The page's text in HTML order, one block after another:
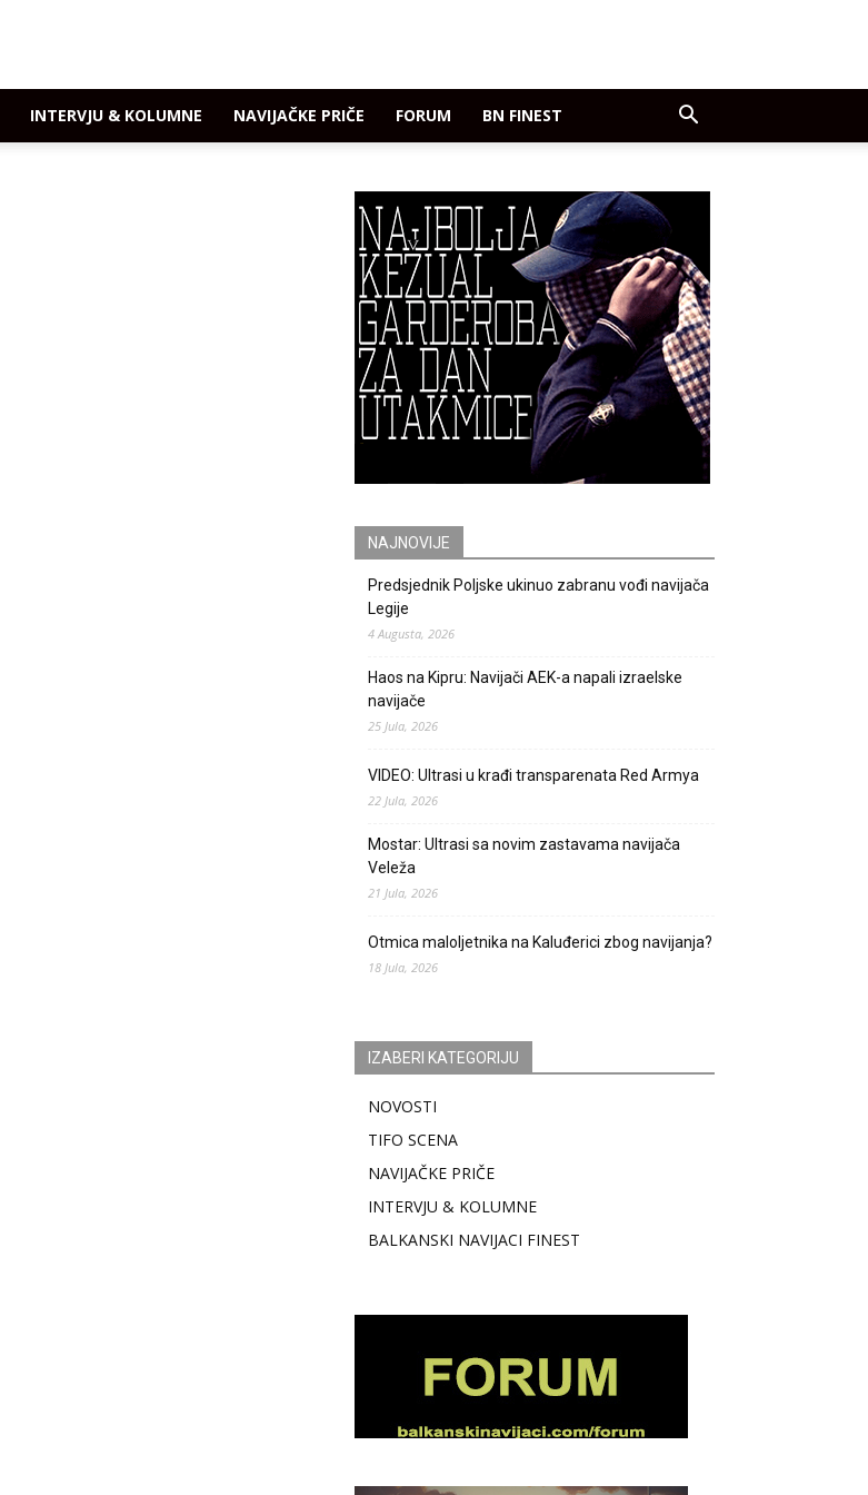
INTERVJU & KOLUMNE NAVIJAČKE PRIČE FORUM BN FINEST
NAJNOVIJE
Predsjednik Poljske ukinuo zabranu vođi navijača
Legije
4 Augusta, 2026
Haos na Kipru: Navijači AEK-a napali izraelske
navijače
25 Jula, 2026
VIDEO: Ultrasi u krađi transparenata Red Armya
22 Jula, 2026
Mostar: Ultrasi sa novim zastavama navijača
Veleža
21 Jula, 2026
Otmica maloljetnika na Kaluđerici zbog navijanja?
18 Jula, 2026
IZABERI KATEGORIJU
NOVOSTI
TIFO SCENA
NAVIJAČKE PRIČE
INTERVJU & KOLUMNE
BALKANSKI NAVIJACI FINEST